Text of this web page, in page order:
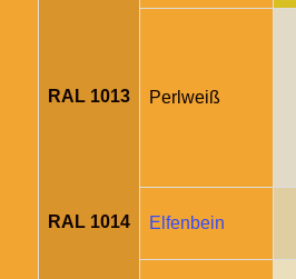
RAL 1013 Perlweiß
RAL 1014 Elfenbein